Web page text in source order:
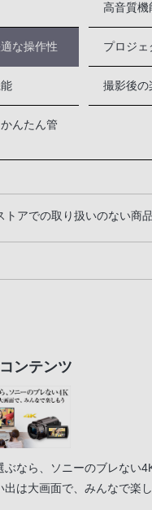
高音質機
な操作性 プロジェ
撮影後の
んたん管
アでの取り扱いのない商
ンテンツ
ぶなら、ソニーのブレない
出は大画面で、みんなで楽